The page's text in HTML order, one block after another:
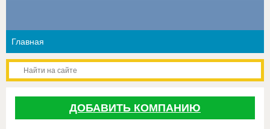
ДОБАВИТЬ КОМПАНИЮ